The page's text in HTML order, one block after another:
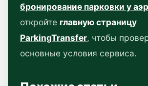
бронирование парковки у
откройте главную страницу
ParkingTransfer, чтобы
основные условия сервиса.